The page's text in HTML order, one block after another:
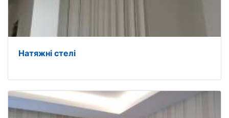
Натяжні стелі